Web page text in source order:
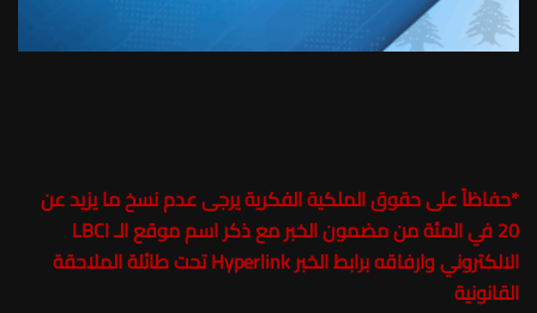
*حفاظاً على حقوق الملكية الفكرية يرجى عدم نسخ ما يزيد عن
20 في المئة من مضمون الخبر مع ذكر اسم موقع الـ LBCI
الالكتروني وارفاقه برابط الخبر Hyperlink تحت طائلة الملاحقة
القانونية